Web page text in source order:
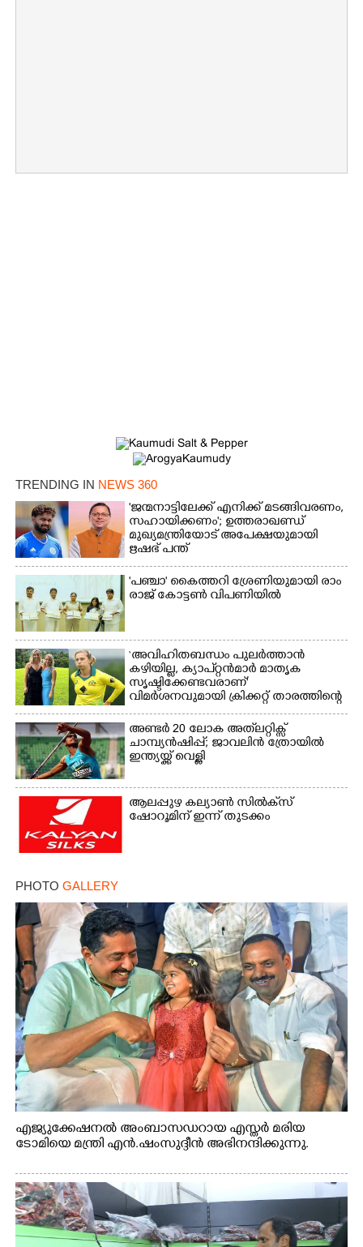
TRENDING IN NEWS 360
'ജന്മനാട്ടിലേക്ക് എനിക്ക് മടങ്ങിവരണം,
സഹായിക്കണം'; ഉത്തരാഖണ്ഡ്
മുഖ്യമന്ത്രിയോട് അപേക്ഷയുമായി
ഋഷഭ് പന്ത്
'​പ​ഞ്ചാ​'​ ​കൈ​ത്ത​റി​ ​ശ്രേ​ണി​യു​മാ​യി​ ​രാം​
രാ​ജ് ​കോ​ട്ടൺ വിപണിയിൽ
‘അവിഹിതബന്ധം പുലർത്താൻ
കഴിയില്ല,​ ക്യാപ്റ്റൻമാർ മാതൃക
സൃഷ്ടിക്കേണ്ടവരാണ്'
വിമർശനവുമായി ക്രിക്കറ്റ് താരത്തിന്റെ
ഭാര്യ
അണ്ടർ 20 ലോക അത്‌ലറ്റിക്സ്
ചാമ്പ്യൻഷിപ്പ്; ജാവലിൻ ത്രോയിൽ
ഇന്ത്യയ്ക്ക് വെള്ളി
ആലപ്പുഴ കല്യാൺ സിൽക്‌സ്
ഷോറൂമിന് ഇന്ന് തുടക്കം
PHOTO GALLERY
എജ്യുക്കേഷനൽ അംബാസഡറായ എസ്തർ മരിയ
ടോമിയെ മന്ത്രി എൻ.ഷംസുദ്ദീൻ അഭിനന്ദിക്കുന്നു.